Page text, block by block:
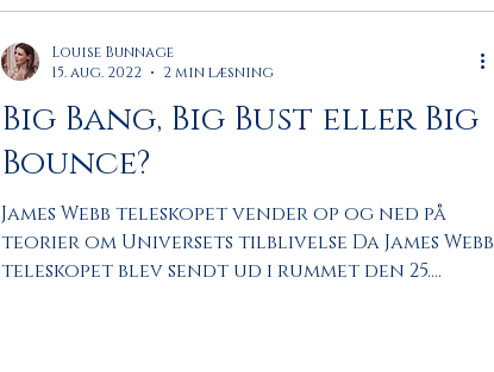
Big Bang, Big Bust eller Big
Bounce?
James Webb teleskopet vender op og ned på
teorier om Universets tilblivelse Da James Webb
teleskopet blev sendt ud i rummet den 25....
Louise Bunnage
15. aug. 2022
2 min læsning